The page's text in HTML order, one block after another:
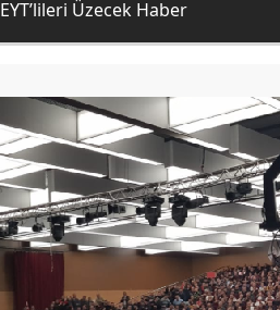
EYT’lileri Üzecek Haber